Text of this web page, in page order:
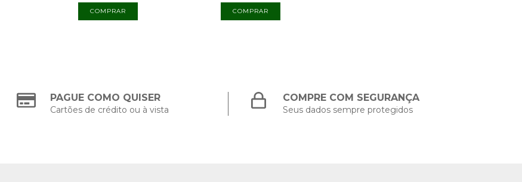
PAGUE COMO QUISER
Cartões de crédito ou à vista
COMPRE COM SEGURANÇA
Seus dados sempre protegidos